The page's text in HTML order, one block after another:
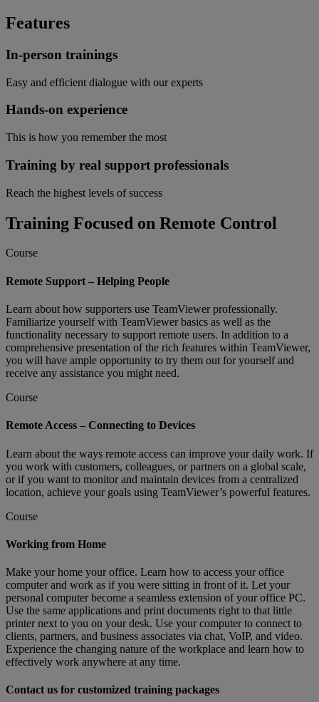
Features
In-person trainings
Easy and efficient dialogue with our experts
Hands-on experience
This is how you remember the most
Training by real support professionals
Reach the highest levels of success
Training Focused on Remote Control
Course
Remote Support – Helping People
Learn about how supporters use TeamViewer professionally.
Familiarize yourself with TeamViewer basics as well as the
functionality necessary to support remote users. In addition to a
comprehensive presentation of the rich features within TeamViewer,
you will have ample opportunity to try them out for yourself and
receive any assistance you might need.
Course
Remote Access – Connecting to Devices
Learn about the ways remote access can improve your daily work. If
you work with customers, colleagues, or partners on a global scale,
or if you want to monitor and maintain devices from a centralized
location, achieve your goals using TeamViewer’s powerful features.
Course
Working from Home
Make your home your office. Learn how to access your office
computer and work as if you were sitting in front of it. Let your
personal computer become a seamless extension of your office PC.
Use the same applications and print documents right to that little
printer next to you on your desk. Use your computer to connect to
clients, partners, and business associates via chat, VoIP, and video.
Experience the changing nature of the workplace and learn how to
effectively work anywhere at any time.
Contact us for customized training packages